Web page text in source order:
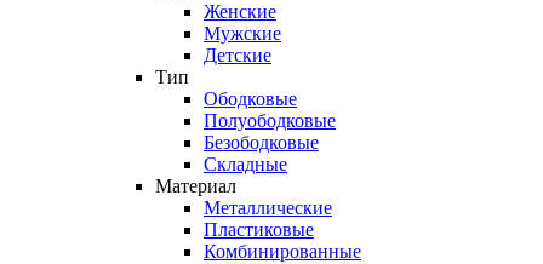
Женские
Мужские
Детские
Тип
Ободковые
Полуободковые
Безободковые
Складные
Материал
Металлические
Пластиковые
Комбинированные